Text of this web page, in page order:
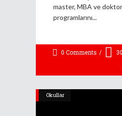
master, MBA ve
programlarını
0 Comments
Okullar